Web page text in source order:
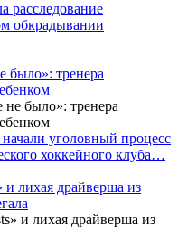
расследование
обкрадывании
было»: тренера
уголовный процесс
хоккейного клуба…
и лихая драйверша из